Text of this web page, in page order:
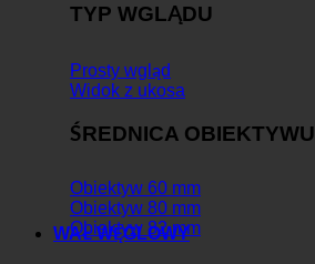
TYP WGLĄDU
Prosty wgląd
Widok z ukosa
ŚREDNICA OBIEKTYWU
Obiektyw 60 mm
Obiektyw 80 mm
Obiektyw 82 mm
WAŁ WĘGLOWY